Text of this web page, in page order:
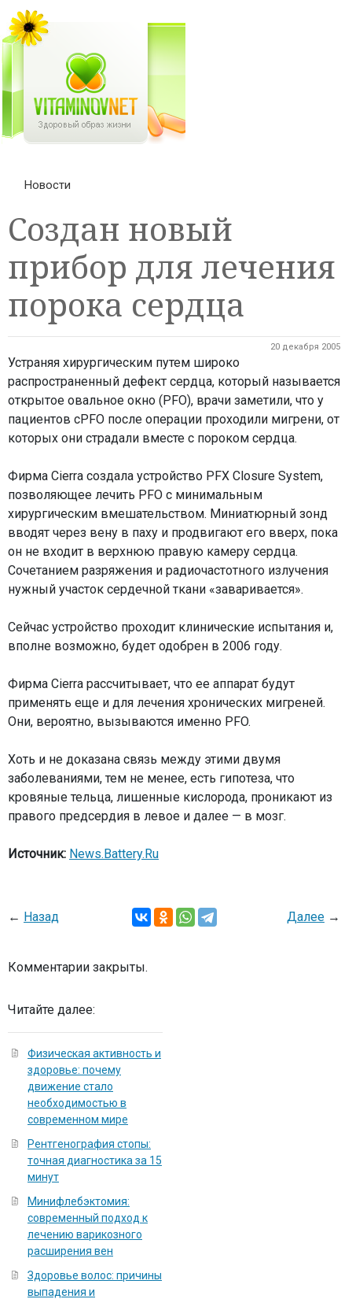
Новости
Создан новый
прибор для лечения
порока сердца
20 декабря 2005
Устраняя хирургическим путем широко
распространенный дефект сердца, который называется
открытое овальное окно (PFO), врачи заметили, что у
пациентов сPFO после операции проходили мигрени, от
которых они страдали вместе с пороком сердца.
Фирма Cierra создала устройство PFX Closure System,
позволяющее лечить PFO с минимальным
хирургическим вмешательством. Миниатюрный зонд
вводят через вену в паху и продвигают его вверх, пока
он не входит в верхнюю правую камеру сердца.
Сочетанием разряжения и радиочастотного излучения
нужный участок сердечной ткани «заваривается».
Сейчас устройство проходит клинические испытания и,
вполне возможно, будет одобрен в 2006 году.
Фирма Cierra рассчитывает, что ее аппарат будут
применять еще и для лечения хронических мигреней.
Они, вероятно, вызываются именно PFO.
Хоть и не доказана связь между этими двумя
заболеваниями, тем не менее, есть гипотеза, что
кровяные тельца, лишенные кислорода, проникают из
правого предсердия в левое и далее — в мозг.
Источник: News.Battery.Ru
← Назад Далее →
Комментарии закрыты.
Читайте далее:
Физическая активность и
здоровье: почему
движение стало
необходимостью в
современном мире
Рентгенография стопы:
точная диагностика за 15
минут
Минифлебэктомия:
современный подход к
лечению варикозного
расширения вен
Здоровье волос: причины
выпадения и